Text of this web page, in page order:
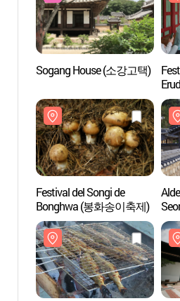
Sogang House (소강고택)
한
Festival del Songi de
Bonghwa (봉화송이축제)